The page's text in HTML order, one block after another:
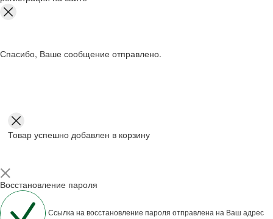
Спасибо, Ваше сообщение отправлено.
Товар успешно добавлен в корзину
Восстановление пароля
Ссылка на восстановление пароля отправлена на Ваш адрес